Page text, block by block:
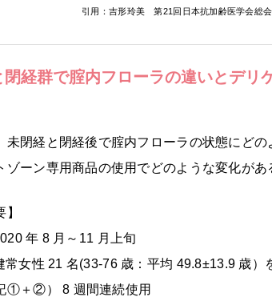
引用：吉形玲美 第21回日本抗加齢医学会総
閉経群で腟内フローラの違いとデリ
未閉経と閉経後で腟内フローラの状態にど
ゾーン専用商品の使用でどのような変化があ
年 8 月～11 月上旬
常女性 21 名(33-76 歳：平均 49.8±13.9 歳
①＋②） 8 週間連続使用